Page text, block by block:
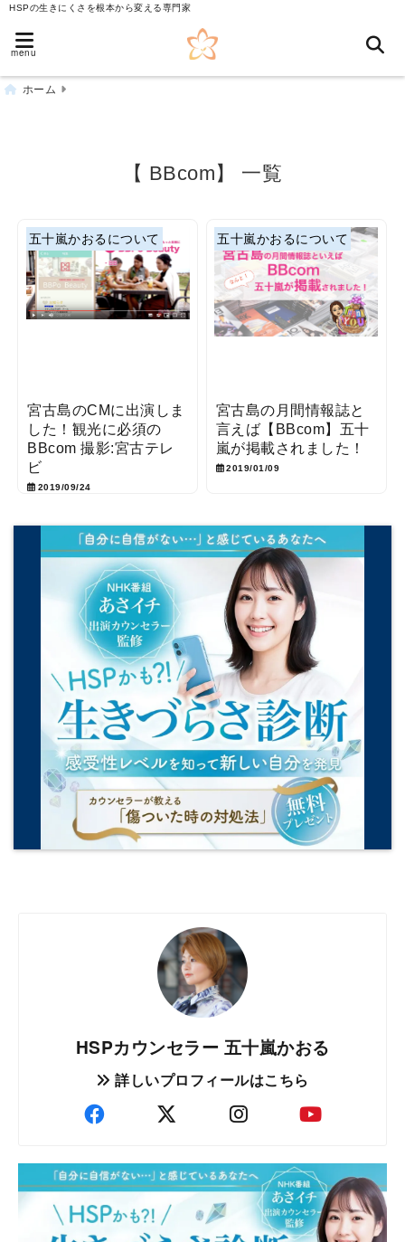
HSPの生きにくさを根本から変える専門家
menu
ホーム
【 BBcom】 一覧
五十嵐かおるについて
宮古島のCMに出演しま
した！観光に必須の
BBcom 撮影:宮古テレ
ビ
2019/09/24
五十嵐かおるについて
宮古島の月間情報誌と
言えば【BBcom】五十
嵐が掲載されました！
2019/01/09
HSPカウンセラー 五十嵐かおる
詳しいプロフィールはこちら